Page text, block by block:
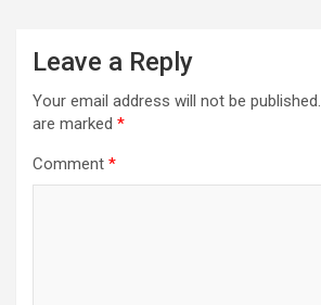
Leave a Reply
Your email address will not be published.
are marked *
Comment *